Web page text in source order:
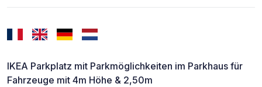
IKEA Parkplatz mit Parkmöglichkeiten im Parkhaus für
Fahrzeuge mit 4m Höhe & 2,50m